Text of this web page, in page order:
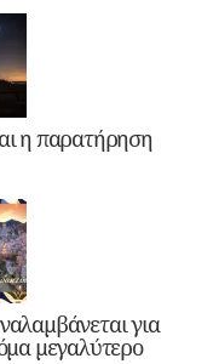
η παρατήρηση
για
μεγαλύτερο